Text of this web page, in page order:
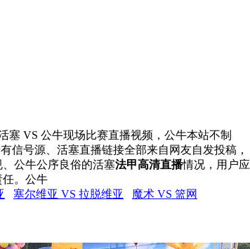
塞 VS 公牛现场比赛直播视频，公牛本站不制
信号源、活塞直播链接全部来自网友自发投稿，
公牛公序良俗的活塞法甲高清直播情况，用户应
任。公牛
塞尔维亚 VS 拉脱维亚
魔术 VS 篮网